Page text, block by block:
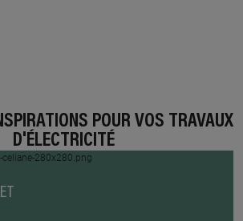
POUR VOS TRAVAUX
D'ÉLECTRICITÉ